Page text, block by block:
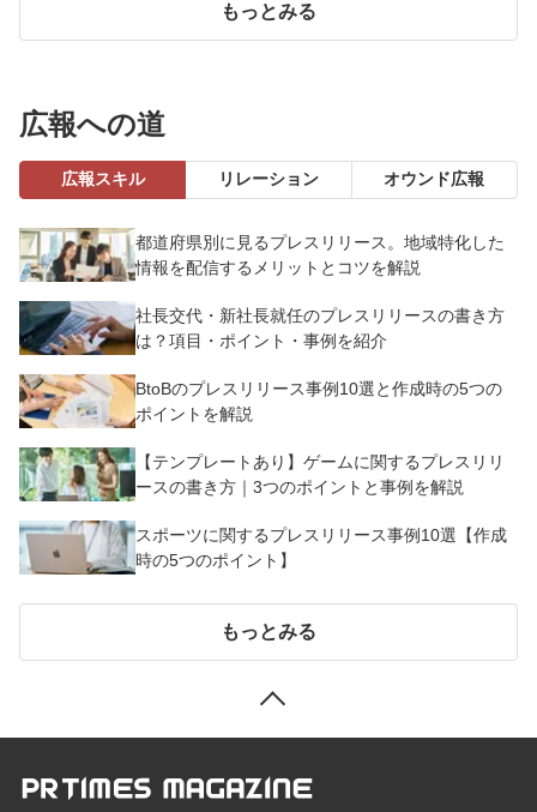
もっとみる
広報への道
広報スキル リレーション オウンド広報
都道府県別に見るプレスリリース。地域特化した
情報を配信するメリットとコツを解説
社長交代・新社長就任のプレスリリースの書き方
は？項目・ポイント・事例を紹介
BtoBのプレスリリース事例10選と作成時の5つの
ポイントを解説
【テンプレートあり】ゲームに関するプレスリリ
ースの書き方｜3つのポイントと事例を解説
スポーツに関するプレスリリース事例10選【作成
時の5つのポイント】
もっとみる